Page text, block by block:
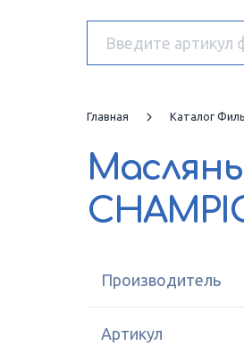
Главная Каталог
Производитель
Артикул